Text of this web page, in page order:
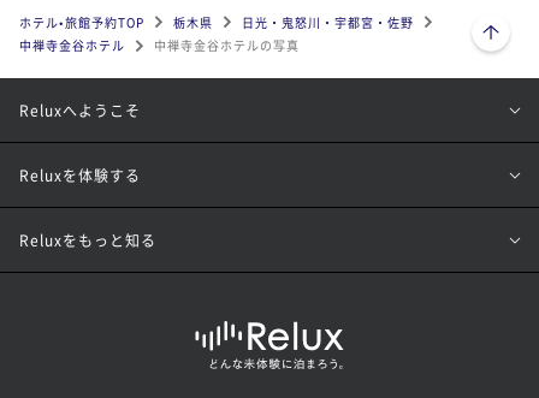
ホテル•旅館予約TOP 栃木県
日光・鬼怒川・宇都宮・佐野
中禅寺金谷ホテル
中禅寺金谷ホテルの写真
ページトップへ
Reluxへようこそ
Reluxを体験する
Reluxをもっと知る